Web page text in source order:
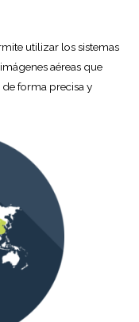
utilizar los sistemas
aéreas que
forma precisa y